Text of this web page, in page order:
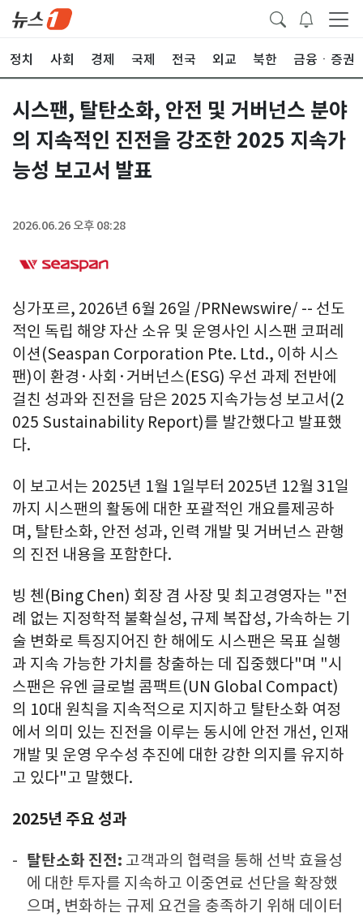
정치 사회 경제 국제 전국 외교 북한 금융ㆍ증권
시스팬, 탈탄소화, 안전 및 거버넌스 분야
의 지속적인 진전을 강조한 2025 지속가
능성 보고서 발표
2026.06.26 오후 08:28
싱가포르, 2026년 6월 26일 /PRNewswire/ -- 선도
적인 독립 해양 자산 소유 및 운영사인 시스팬 코퍼레
이션(Seaspan Corporation Pte. Ltd., 이하 시스
팬)이 환경·사회·거버넌스(ESG) 우선 과제 전반에
걸친 성과와 진전을 담은 2025 지속가능성 보고서(2
025 Sustainability Report)를 발간했다고 발표했
다.
이 보고서는 2025년 1월 1일부터 2025년 12월 31일
까지 시스팬의 활동에 대한 포괄적인 개요를제공하
며, 탈탄소화, 안전 성과, 인력 개발 및 거버넌스 관행
의 진전 내용을 포함한다.
빙 첸(Bing Chen) 회장 겸 사장 및 최고경영자는 "전
례 없는 지정학적 불확실성, 규제 복잡성, 가속하는 기
술 변화로 특징지어진 한 해에도 시스팬은 목표 실행
과 지속 가능한 가치를 창출하는 데 집중했다"며 "시
스팬은 유엔 글로벌 콤팩트(UN Global Compact)
의 10대 원칙을 지속적으로 지지하고 탈탄소화 여정
에서 의미 있는 진전을 이루는 동시에 안전 개선, 인재
개발 및 운영 우수성 추진에 대한 강한 의지를 유지하
고 있다"고 말했다.
2025년 주요 성과
탈탄소화 진전: 고객과의 협력을 통해 선박 효율성
에 대한 투자를 지속하고 이중연료 선단을 확장했
으며, 변화하는 규제 요건을 충족하기 위해 데이터